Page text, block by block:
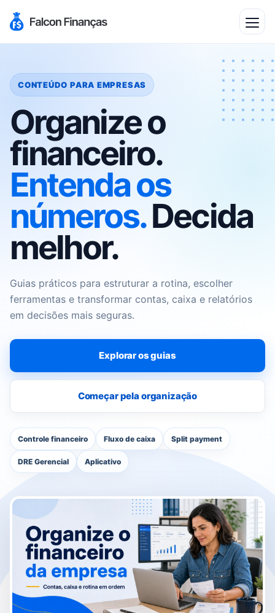
CONTEÚDO PARA EMPRESAS
Organize o
financeiro.
Entenda os
números.Decida
melhor.
Guias práticos para estruturar a rotina, escolher
ferramentas e transformar contas, caixa e relatórios
em decisões mais seguras.
Explorar os guias
Começar pela organização
Controle financeiro Fluxo de caixa Split payment
DRE Gerencial Aplicativo